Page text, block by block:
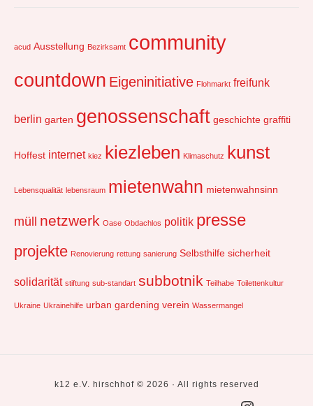
Area
acud Ausstellung Bezirksamt community
countdown Eigeninitiative Flohmarkt freifunk
berlin garten genossenschaft geschichte graffiti
Hoffest internet kiez kiezleben Klimaschutz kunst
Lebensqualität lebensraum mietenwahn mietenwahnsinn
müll netzwerk Oase Obdachlos politik presse
projekte Renovierung rettung sanierung Selbsthilfe sicherheit
solidarität stiftung sub-standart subbotnik Teilhabe Toilettenkultur
Ukraine Ukrainehilfe urban gardening verein Wassermangel
k12 e.V. hirschhof © 2026 · All rights reserved